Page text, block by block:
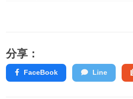
分享：
FaceBook Line